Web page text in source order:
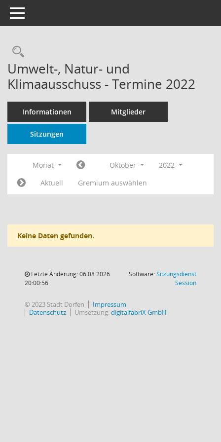
Toggle navigation
Rechercheauswahl
Umwelt-, Natur- und
Klimaausschuss - Termine 2022
Informationen Mitglieder
Sitzungen
Monat Oktober
2022
Aktuell
Gremium auswählen
Keine Daten gefunden.
Letzte Änderung: 06.08.2026
20:00:56
Software:Sitzungsdienst
Session(Wird in
© 2023 Stadt Dorfen
Impressum
Datenschutz
Umsetzung:digitalfabriX GmbH